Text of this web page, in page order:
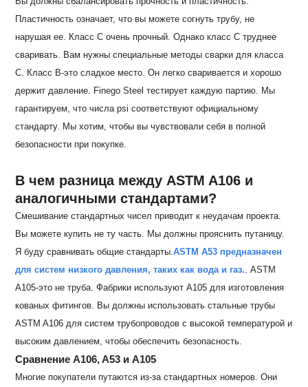
Пластичность означает, что вы можете согнуть трубу, не
нарушая ее. Класс C очень прочный. Однако класс C труднее
сваривать. Вам нужны специальные методы сварки для класса
C. Класс B-это сладкое место. Он легко сваривается и хорошо
держит давление. Finego Steel тестирует каждую партию. Мы
гарантируем, что числа psi соответствуют официальному
стандарту. Мы хотим, чтобы вы чувствовали себя в полной
безопасности при покупке.
В чем разница между ASTM A106 и
аналогичными стандартами?
Смешивание стандартных чисел приводит к неудачам проекта.
Вы можете купить не ту часть. Мы должны прояснить путаницу.
Я буду сравнивать общие стандарты.ASTM A53 предназначен
для систем низкого давления, таких как вода и газ.. ASTM
A105-это не труба. Фабрики используют A105 для изготовления
кованых фитингов. Вы должны использовать стальные трубы
ASTM A106 для систем трубопроводов с высокой температурой и
высоким давлением, чтобы обеспечить безопасность.
Сравнение A106, A53 и A105
Многие покупатели путаются из-за стандартных номеров. Они